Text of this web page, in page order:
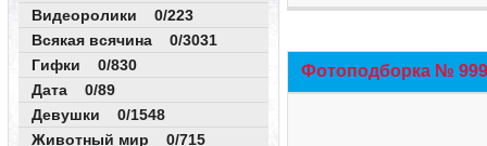
Видеоролики 0/223
Всякая всячина 0/3031
Гифки 0/830
Дата 0/89
Девушки 0/1548
Животный мир 0/715
Фотоподборка №